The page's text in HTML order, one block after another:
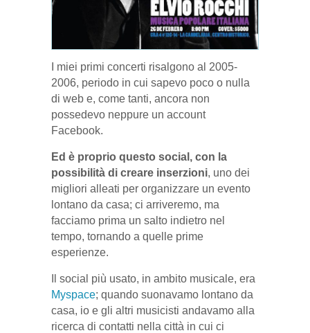
I miei primi concerti risalgono al 2005-
2006, periodo in cui sapevo poco o nulla
di web e, come tanti, ancora non
possedevo neppure un account
Facebook.
Ed è proprio questo social, con la
possibilità di creare inserzioni, uno dei
migliori alleati per organizzare un evento
lontano da casa; ci arriveremo, ma
facciamo prima un salto indietro nel
tempo, tornando a quelle prime
esperienze.
Il social più usato, in ambito musicale, era
Myspace; quando suonavamo lontano da
casa, io e gli altri musicisti andavamo alla
ricerca di contatti nella città in cui ci